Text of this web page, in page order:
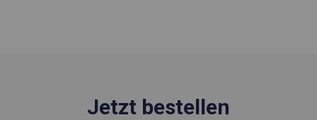
Jetzt bestellen